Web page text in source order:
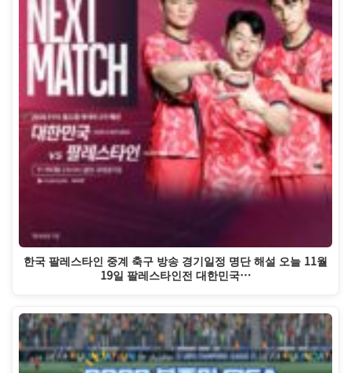
한국 팔레스타인 중계 축구 방송 경기일정 명단 해설 오늘 11월
19일 팔레스타인전 대한민국…